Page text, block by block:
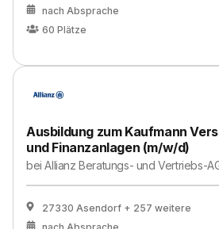
nach Absprache
60 Plätze
Ausbildung zum Kaufmann
und Finanzanlagen (m/w/d)
beiAllianz Beratungs- und Vertriebs-
27330 Asendorf + 257 weitere